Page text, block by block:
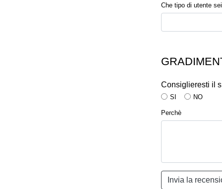
Che tipo di utente sei
Consiglieresti il
SI NO
Perchè